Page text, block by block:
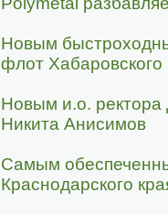
Новым
флот Хабаровского
Новым и.о.
Никита Анисимов
Самым
Краснодарского